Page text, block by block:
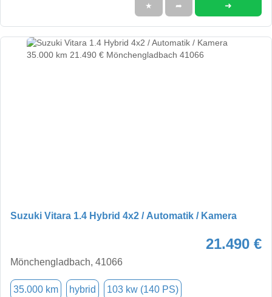
★ ➦ ➜
Suzuki Vitara 1.4 Hybrid 4x2 / Automatik / Kamera
21.490 €
Mönchengladbach, 41066
35.000 km hybrid 103 kw (140 PS)